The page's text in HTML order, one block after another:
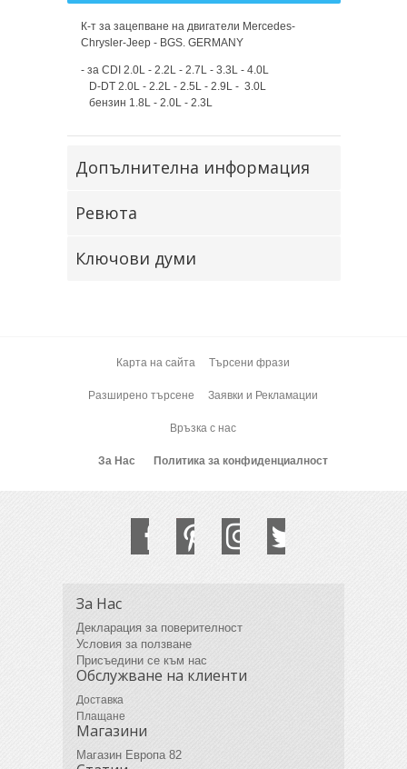
К-т за зацепване на двигатели Mercedes-
Chrysler-Jeep - BGS. GERMANY
- за CDI 2.0L - 2.2L - 2.7L - 3.3L - 4.0L
D-DT 2.0L - 2.2L - 2.5L - 2.9L - 3.0L
бензин 1.8L - 2.0L - 2.3L
Допълнителна информация
Ревюта
Ключови думи
Карта на сайта Търсени фрази
Разширено търсене Заявки и Рекламации
Връзка с нас
За Нас Политика за конфиденциалност
За Нас
Декларация за поверителност
Условия за ползване
Присъедини се към нас
Обслужване на клиенти
Доставка
Плащане
Магазини
Магазин Европа 82